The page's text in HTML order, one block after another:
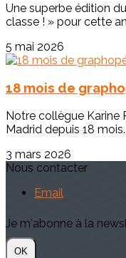
Une superbe édition
classe ! » pour cette
5 mai 2026
18 mois de
Notre collègue Karine
Madrid depuis 18
3 mars 2026
Nous contacter
Email
Je m'abonne à la
OK